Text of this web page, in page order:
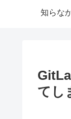
知らな
てし